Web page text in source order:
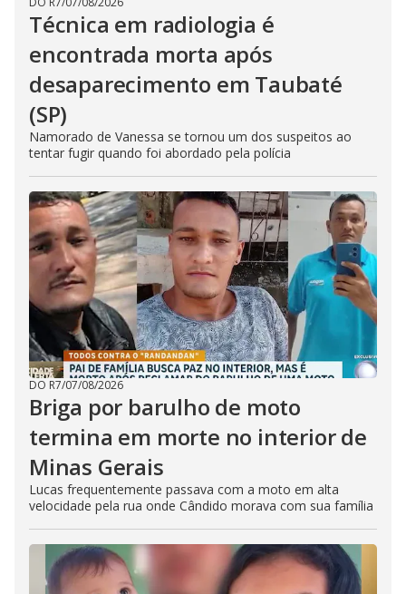
Técnica em radiologia é
encontrada morta após
desaparecimento em Taubaté
(SP)
Namorado de Vanessa se tornou um dos suspeitos ao
tentar fugir quando foi abordado pela polícia
DO R7/07/08/2026
Briga por barulho de moto
termina em morte no interior de
Minas Gerais
Lucas frequentemente passava com a moto em alta
velocidade pela rua onde Cândido morava com sua família